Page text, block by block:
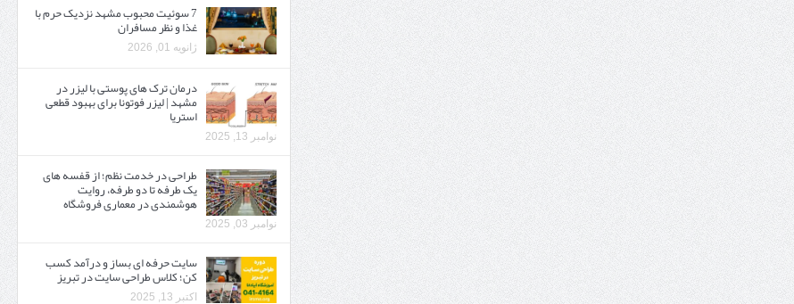
7 سوئیت محبوب مشهد نزدیک حرم با
غذا و نظر مسافران
ژانویه 01, 2026
درمان ترک های پوستی با لیزر در
مشهد | لیزر فوتونا برای بهبود قطعی
استریا
نوامبر 13, 2025
طراحی در خدمت نظم؛ از قفسه ‌های
یک‌ طرفه تا دو طرفه، روایت
هوشمندی در معماری فروشگاه
نوامبر 03, 2025
سایت حرفه ‌ای بساز و درآمد کسب
کن؛ کلاس طراحی سایت در تبریز
اکتبر 13, 2025